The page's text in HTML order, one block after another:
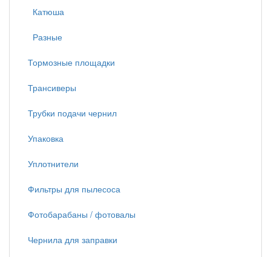
Катюша
Разные
Тормозные площадки
Трансиверы
Трубки подачи чернил
Упаковка
Уплотнители
Фильтры для пылесоса
Фотобарабаны / фотовалы
Чернила для заправки